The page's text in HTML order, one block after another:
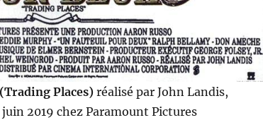
Places)réalisé par John Landis,
2019 chez Paramount Pictures